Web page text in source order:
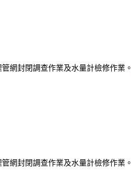
網封閉調查作業及水量計檢修作業。
網封閉調查作業及水量計檢修作業。